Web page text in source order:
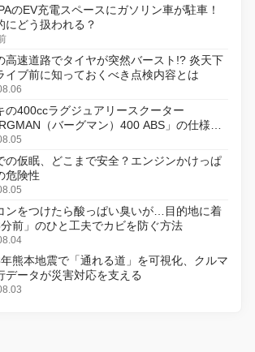
のEV充電スペースにガソリン車が駐車！
にどう扱われる？
高速道路でタイヤが突然バースト!? 炎天下
イブ前に知っておくべき点検内容とは
の400ccラグジュアリースクーター
（バーグマン）400 ABS」の仕様を
、8月18日に発売
の仮眠、どこまで安全？エンジンかけっぱ
危険性
ンをつけたら酸っぱい臭いが…目的地に着
分前」のひと工夫でカビを防ぐ方法
熊本地震で「通れる道」を可視化、クルマ
データが災害対応を支える